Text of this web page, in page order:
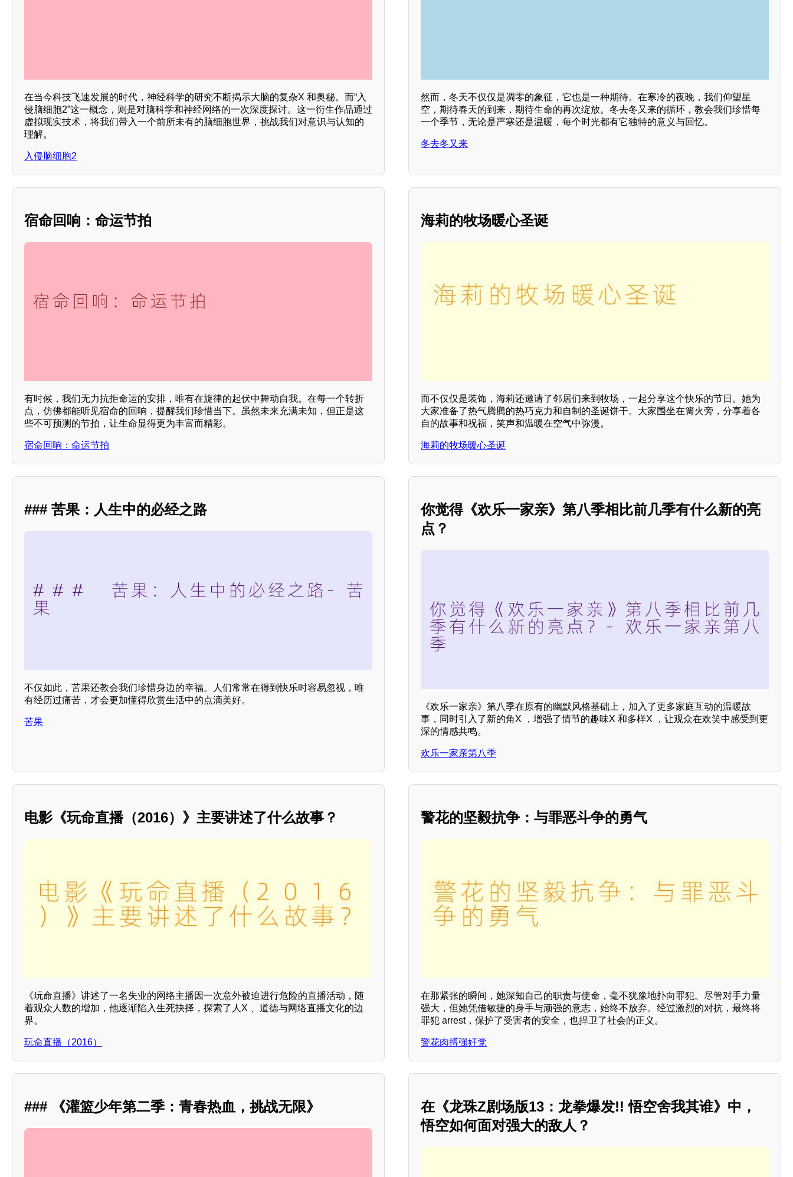
在当今科技飞速发展的时代，神经科学的研究不断揭示大脑的复杂X 和奥秘。而“入
侵脑细胞2”这一概念，则是对脑科学和神经网络的一次深度探讨。这一衍生作品通过
虚拟现实技术，将我们带入一个前所未有的脑细胞世界，挑战我们对意识与认知的
理解。
入侵脑细胞2
然而，冬天不仅仅是凋零的象征，它也是一种期待。在寒冷的夜晚，我们仰望星
空，期待春天的到来，期待生命的再次绽放。冬去冬又来的循环，教会我们珍惜每
一个季节，无论是严寒还是温暖，每个时光都有它独特的意义与回忆。
冬去冬又来
宿命回响：命运节拍
有时候，我们无力抗拒命运的安排，唯有在旋律的起伏中舞动自我。在每一个转折
点，仿佛都能听见宿命的回响，提醒我们珍惜当下。虽然未来充满未知，但正是这
些不可预测的节拍，让生命显得更为丰富而精彩。
宿命回响：命运节拍
海莉的牧场暖心圣诞
而不仅仅是装饰，海莉还邀请了邻居们来到牧场，一起分享这个快乐的节日。她为
大家准备了热气腾腾的热巧克力和自制的圣诞饼干。大家围坐在篝火旁，分享着各
自的故事和祝福，笑声和温暖在空气中弥漫。
海莉的牧场暖心圣诞
### 苦果：人生中的必经之路
不仅如此，苦果还教会我们珍惜身边的幸福。人们常常在得到快乐时容易忽视，唯
有经历过痛苦，才会更加懂得欣赏生活中的点滴美好。
苦果
你觉得《欢乐一家亲》第八季相比前几季有什么新的亮
点？
《欢乐一家亲》第八季在原有的幽默风格基础上，加入了更多家庭互动的温暖故
事，同时引入了新的角X ，增强了情节的趣味X 和多样X ，让观众在欢笑中感受到更
深的情感共鸣。
欢乐一家亲第八季
电影《玩命直播（2016）》主要讲述了什么故事？
《玩命直播》讲述了一名失业的网络主播因一次意外被迫进行危险的直播活动，随
着观众人数的增加，他逐渐陷入生死抉择，探索了人X 、道德与网络直播文化的边
界。
玩命直播（2016）
警花的坚毅抗争：与罪恶斗争的勇气
在那紧张的瞬间，她深知自己的职责与使命，毫不犹豫地扑向罪犯。尽管对手力量
强大，但她凭借敏捷的身手与顽强的意志，始终不放弃。经过激烈的对抗，最终将
罪犯 arrest，保护了受害者的安全，也捍卫了社会的正义。
警花肉搏强奸党
### 《灌篮少年第二季：青春热血，挑战无限》
在《龙珠Z剧场版13：龙拳爆发!! 悟空舍我其谁》中，
悟空如何面对强大的敌人？